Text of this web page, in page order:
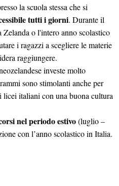
la scuola stessa che si
tutti i giorni. Durante il
Zelanda o l'intero anno scolastico
i ragazzi a scegliere le materie
raggiungere.
investe molto
sono stimolanti anche per
licei italiani con una buona cultura
nel periodo estivo(luglio–
con l’anno scolastico in Italia.